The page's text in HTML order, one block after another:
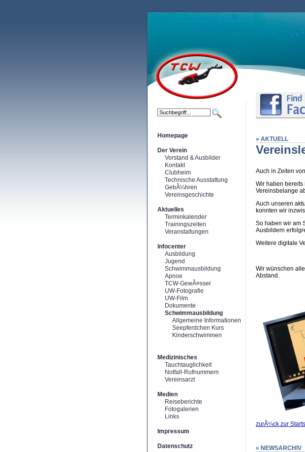
Homepage
Der Verein
Vorstand & Ausbilder
Kontakt
Clubheim
Technische Ausstattung
GebÃ¼hren
Vereinsgeschichte
Aktuelles
Terminkalender
Trainingszeiten
Veranstaltungen
Infocenter
Ausbildung
Jugend
Schwimmausbildung
Apnoe
TCW-GewÃ¤sser
UW-Fotografie
UW-Film
Dokumente
Schwimmausbildung
Allgemeine Informationen
Seepferdchen Kurs
Kinderschwimmen
Medizinisches
Tauchtauglichkeit
Notfall-Rufnummern
Vereinsarzt
Medien
Reiseberichte
Fotogalerien
Links
Impressum
Datenschutz
» AKTUELL
Auch in Zeiten
Wir haben
Vereinsbelange
Auch unseren
konnten wir
So haben wir am
Ausbildern
Weitere digitale
Wir wünschen
Abstand.
zurÃ¼ck zur
» NEWSARCHIV